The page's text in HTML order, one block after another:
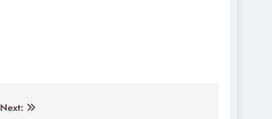
Next: